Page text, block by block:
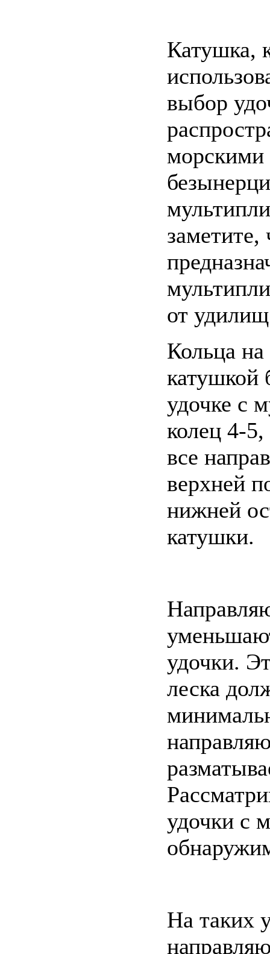
Катушка,
выбор
морскими
заметите,
от
Кольца
катушкой
удочке с
колец 4-
все
верхней
нижней
катушки.
удочки.
леска
удочки с
На таких